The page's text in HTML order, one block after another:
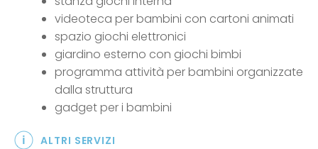
videoteca per bambini con cartoni animati
spazio giochi elettronici
giardino esterno con giochi bimbi
programma attività per bambini organizzate
dalla struttura
gadget per i bambini
ALTRI SERVIZI